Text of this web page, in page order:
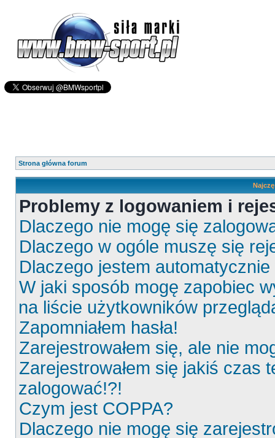
Strona główna forum
Problemy z logowaniem i
Dlaczego nie mogę się
Dlaczego w ogóle muszę się
Dlaczego jestem
W jaki sposób mogę zapobiec
na liście użytkowników
Zapomniałem hasła!
Zarejestrowałem się, ale nie
Zarejestrowałem się jakiś czas
zalogować!?!
Czym jest COPPA?
Dlaczego nie mogę się